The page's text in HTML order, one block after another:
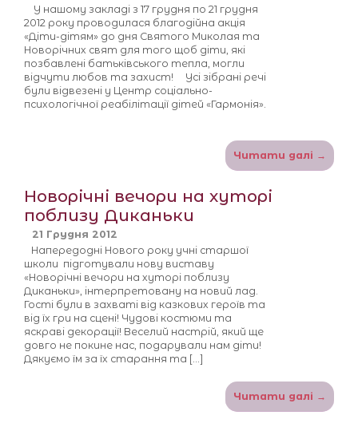
У нашому закладі з 17 грудня по 21 грудня
2012 року проводилася благодійна акція
«Діти-дітям» до дня Святого Миколая та
Новорічних свят для того щоб діти, які
позбавлені батьківського тепла, могли
відчути любов та захист! Усі зібрані речі
були відвезені у Центр соціально-
психологічної реабілітації дітей «Гармонія».
Читати далі →
Новорічні вечори на хуторі
поблизу Диканьки
21 Грудня 2012
Напередодні Нового року учні старшої
школи підготували нову виставу
«Новорічні вечори на хуторі поблизу
Диканьки», інтерпретовану на новий лад.
Гості були в захваті від казкових героїв та
від їх гри на сцені! Чудові костюми та
яскраві декорації! Веселий настрій, який ще
довго не покине нас, подарували нам діти!
Дякуємо їм за їх старання та […]
Читати далі →